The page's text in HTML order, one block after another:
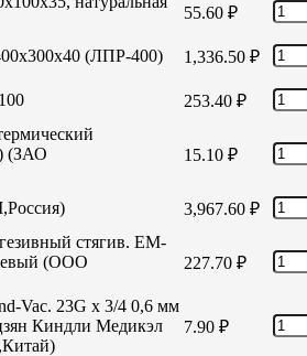
55.60 ₽
(ЛПР-400) 1,336.50 ₽
253.40 ₽
(ЗАО
15.10 ₽
3,967.60 ₽
стягив. EM-
(ООО
227.70 ₽
Vac. 23G х 3/4 0,6 мм
Киндли Медикэл
7.90 ₽